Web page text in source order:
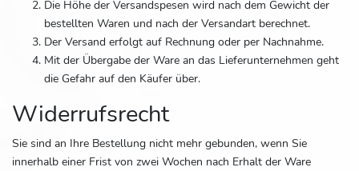
Die Höhe der Versandspesen wird nach dem Gewicht der
bestellten Waren und nach der Versandart berechnet.
Der Versand erfolgt auf Rechnung oder per Nachnahme.
Mit der Übergabe der Ware an das Lieferunternehmen geht
die Gefahr auf den Käufer über.
Widerrufsrecht
Sie sind an Ihre Bestellung nicht mehr gebunden, wenn Sie
innerhalb einer Frist von zwei Wochen nach Erhalt der Ware